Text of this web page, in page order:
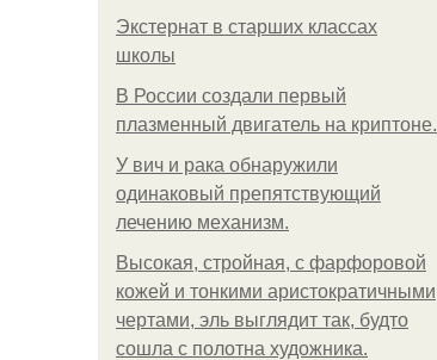
Экстернат в старших классах
школы
В России создали первый
плазменный двигатель на криптоне.
У вич и рака обнаружили
одинаковый препятствующий
лечению механизм.
Высокая, стройная, с фарфоровой
кожей и тонкими аристократичными
чертами, эль выглядит так, будто
сошла с полотна художника.